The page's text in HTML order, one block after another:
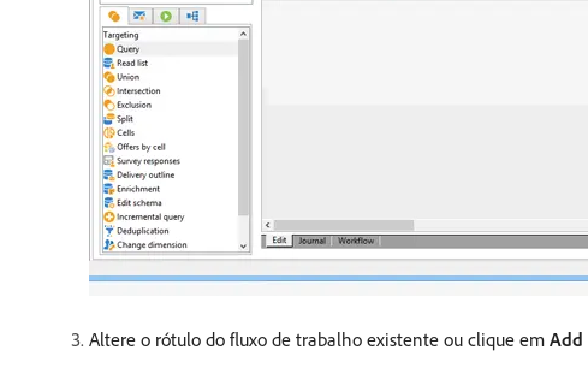
Altere o rótulo do fluxo de trabalho existente ou clique em Add